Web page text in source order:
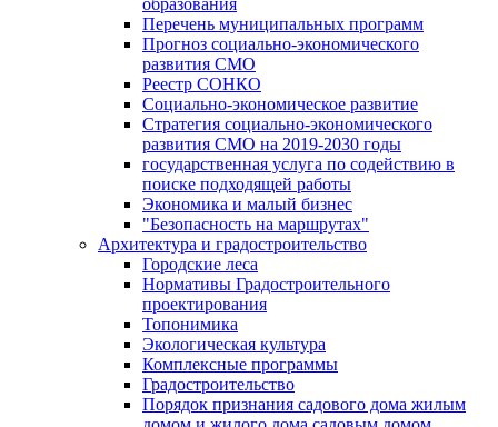
образования
Перечень муниципальных программ
Прогноз социально-экономического
развития СМО
Реестр СОНКО
Социально-экономическое развитие
Стратегия социально-экономического
развития СМО на 2019-2030 годы
государственная услуга по содействию в
поиске подходящей работы
Экономика и малый бизнес
"Безопасность на маршрутах"
Архитектура и градостроительство
Городские леса
Нормативы Градостроительного
проектирования
Топонимика
Экологическая культура
Комплексные программы
Градостроительство
Порядок признания садового дома жилым